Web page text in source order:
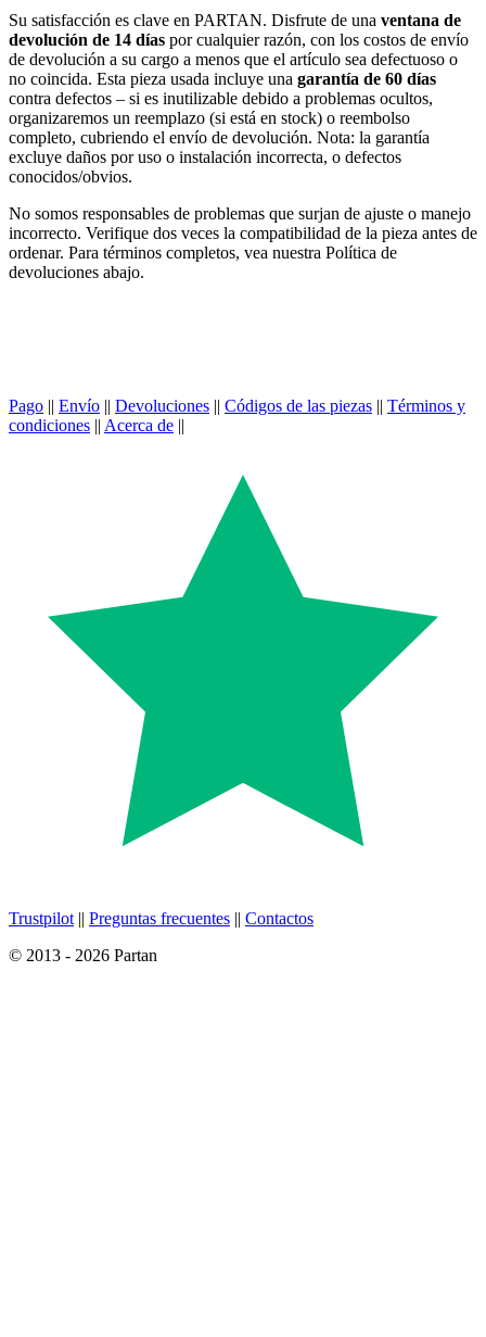
Su satisfacción es clave en PARTAN. Disfrute de una ventana de
devolución de 14 días por cualquier razón, con los costos de envío
de devolución a su cargo a menos que el artículo sea defectuoso o
no coincida. Esta pieza usada incluye una garantía de 60 días
contra defectos – si es inutilizable debido a problemas ocultos,
organizaremos un reemplazo (si está en stock) o reembolso
completo, cubriendo el envío de devolución. Nota: la garantía
excluye daños por uso o instalación incorrecta, o defectos
conocidos/obvios.
No somos responsables de problemas que surjan de ajuste o manejo
incorrecto. Verifique dos veces la compatibilidad de la pieza antes de
ordenar. Para términos completos, vea nuestra Política de
devoluciones abajo.
Pago || Envío || Devoluciones || Códigos de las piezas || Términos y
condiciones || Acerca de ||
Trustpilot || Preguntas frecuentes || Contactos
© 2013 - 2026 Partan